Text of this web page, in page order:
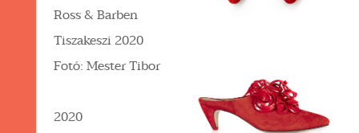
Ross & Barben
Tiszakeszi 2020
Fotó: Mester Tibor
2020